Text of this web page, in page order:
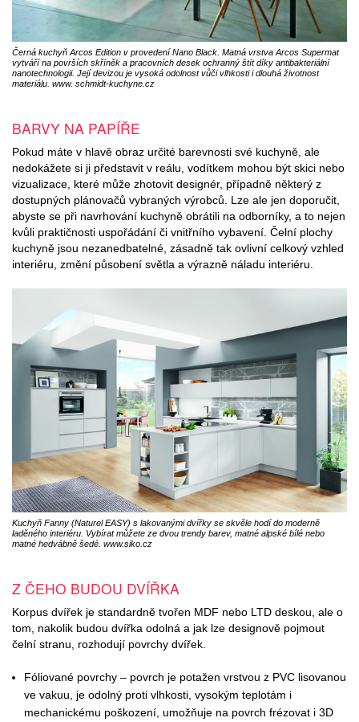
Černá kuchyň Arcos Edition v provedení Nano Black. Matná vrstva Arcos Supermat
vytváří na površích skříněk a pracovních desek ochranný štít díky antibakteriální
nanotechnologii. Její devizou je vysoká odolnost vůči vlhkosti i dlouhá životnost
materiálu. www. schmidt-kuchyne.cz
BARVY NA PAPÍŘE
Pokud máte v hlavě obraz určité barevnosti své kuchyně, ale
nedokážete si ji představit v reálu, vodítkem mohou být skici nebo
vizualizace, které může zhotovit designér, případně některý z
dostupných plánovačů vybraných výrobců. Lze ale jen doporučit,
abyste se při navrhování kuchyně obrátili na odborníky, a to nejen
kvůli praktičnosti uspořádání či vnitřního vybavení. Čelní plochy
kuchyně jsou nezanedbatelné, zásadně tak ovlivní celkový vzhled
interiéru, změní působení světla a výrazně náladu interiéru.
Kuchyň Fanny (Naturel EASY) s lakovanými dvířky se skvěle hodí do moderně
laděného interiéru. Vybírat můžete ze dvou trendy barev, matné alpské bílé nebo
matné hedvábně šedé. www.siko.cz
Z ČEHO BUDOU DVÍŘKA
Korpus dvířek je standardně tvořen MDF nebo LTD deskou, ale o
tom, nakolik budou dvířka odolná a jak lze designově pojmout
čelní stranu, rozhodují povrchy dvířek.
Fóliované povrchy – povrch je potažen vrstvou z PVC lisovanou
ve vakuu, je odolný proti vlhkosti, vysokým teplotám i
mechanickému poškození, umožňuje na povrch frézovat i 3D